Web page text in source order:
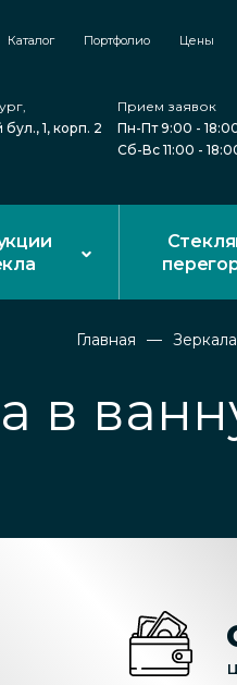
Каталог Портфолио Цены
1, корп. 2
Прием заявок
Пн-Пт 9:00 -
Сб-Вс 11:00 -
Главная
в